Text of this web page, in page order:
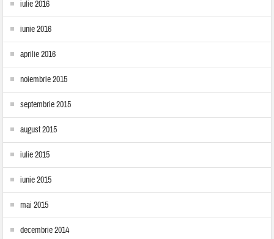
iulie 2016
iunie 2016
aprilie 2016
noiembrie 2015
septembrie 2015
august 2015
iulie 2015
iunie 2015
mai 2015
decembrie 2014